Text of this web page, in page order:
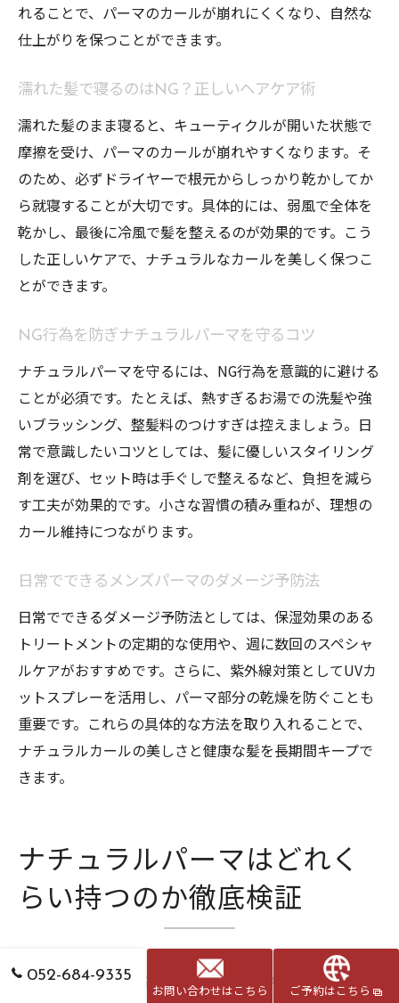
れることで、パーマのカールが崩れにくくなり、自然な
仕上がりを保つことができます。
濡れた髪で寝るのはNG？正しいヘアケア術
濡れた髪のまま寝ると、キューティクルが開いた状態で
摩擦を受け、パーマのカールが崩れやすくなります。そ
のため、必ずドライヤーで根元からしっかり乾かしてか
ら就寝することが大切です。具体的には、弱風で全体を
乾かし、最後に冷風で髪を整えるのが効果的です。こう
した正しいケアで、ナチュラルなカールを美しく保つこ
とができます。
NG行為を防ぎナチュラルパーマを守るコツ
ナチュラルパーマを守るには、NG行為を意識的に避ける
ことが必須です。たとえば、熱すぎるお湯での洗髪や強
いブラッシング、整髪料のつけすぎは控えましょう。日
常で意識したいコツとしては、髪に優しいスタイリング
剤を選び、セット時は手ぐしで整えるなど、負担を減ら
す工夫が効果的です。小さな習慣の積み重ねが、理想の
カール維持につながります。
日常でできるメンズパーマのダメージ予防法
日常でできるダメージ予防法としては、保湿効果のある
トリートメントの定期的な使用や、週に数回のスペシャ
ルケアがおすすめです。さらに、紫外線対策としてUVカ
ットスプレーを活用し、パーマ部分の乾燥を防ぐことも
重要です。これらの具体的な方法を取り入れることで、
ナチュラルカールの美しさと健康な髪を長期間キープで
きます。
ナチュラルパーマはどれく
らい持つのか徹底検証
ナチュラルパーマはどれくらい持つのか体験談紹介
052-684-9335
お問い合わせはこちら ご予約はこちら